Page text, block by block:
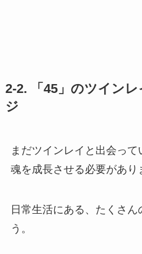
2-2. 「45」のツイン
ジ
まだツインレイと出会っ
魂を成長させる必要があり
日常生活にある、たくさん
う。